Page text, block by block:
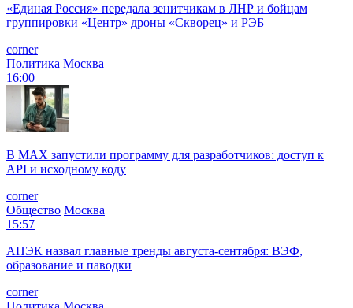
«Единая Россия» передала зенитчикам в ЛНР и бойцам
группировки «Центр» дроны «Скворец» и РЭБ
corner
Политика Москва
16:00
В MAX запустили программу для разработчиков: доступ к
API и исходному коду
corner
Общество Москва
15:57
АПЭК назвал главные тренды августа-сентября: ВЭФ,
образование и паводки
corner